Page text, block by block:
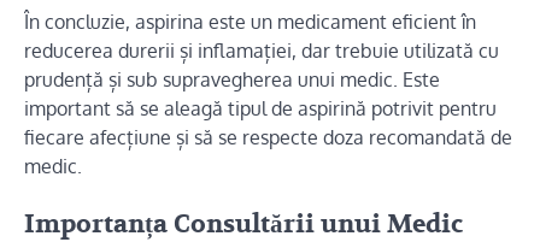
În concluzie, aspirina este un medicament eficient în
reducerea durerii și inflamației, dar trebuie utilizată cu
prudență și sub supravegherea unui medic. Este
important să se aleagă tipul de aspirină potrivit pentru
fiecare afecțiune și să se respecte doza recomandată de
medic.
Importanța Consultării unui Medic